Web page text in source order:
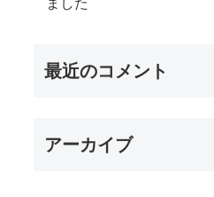
最近のコメント
アーカイブ